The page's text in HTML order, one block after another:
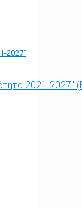
2027”
2021-